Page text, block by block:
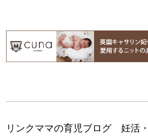
リンクママの育児ブログ 妊活